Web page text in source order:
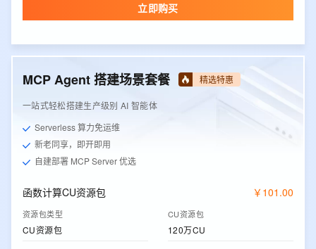
立即购买
MCP Agent 搭建场景套餐 精选特惠
一站式轻松搭建生产级别 AI 智能体
Serverless 算力免运维
新老同享，即开即用
自建部署 MCP Server 优选
函数计算CU资源包 ￥ 101 .00
资源包类型
CU资源包
CU资源包
120万CU